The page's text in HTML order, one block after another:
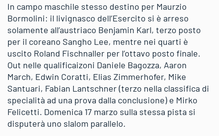
In campo maschile stesso destino per Maurzio
Bormolini: il livignasco dell’Esercito si è arreso
solamente all’austriaco Benjamin Karl, terzo posto
per il coreano Sangho Lee, mentre nei quarti è
uscito Roland Fischnaller per l’ottavo posto finale.
Out nelle qualificaizoni Daniele Bagozza, Aaron
March, Edwin Coratti, Elias Zimmerhofer, Mike
Santuari, Fabian Lantschner (terzo nella classifica di
specialità ad una prova dalla conclusione) e Mirko
Felicetti. Domenica 17 marzo sulla stessa pista si
disputerà uno slalom parallelo.